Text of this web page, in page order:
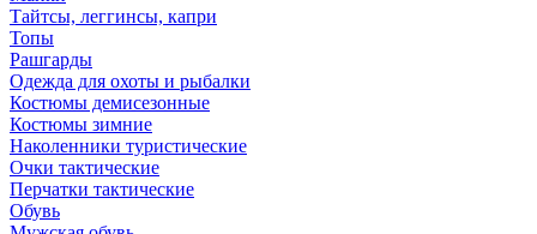
Тайтсы, леггинсы, капри
Топы
Рашгарды
Одежда для охоты и рыбалки
Костюмы демисезонные
Костюмы зимние
Наколенники туристические
Очки тактические
Перчатки тактические
Обувь